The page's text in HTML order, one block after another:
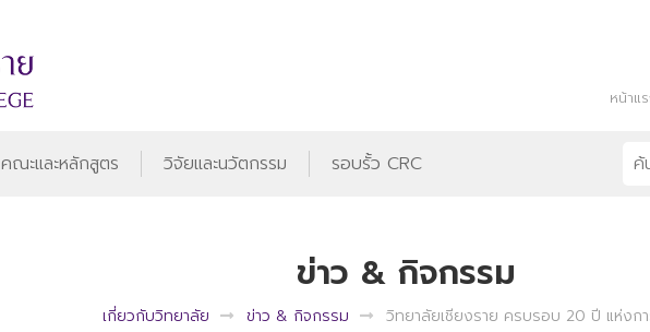
หน้าแ
คณะและหลักสูตร วิจัยและนวัตกรรม รอบรั้ว CRC
ข่าว & กิจกรรม
เกี่ยวกับวิทยาลัย ข่าว & กิจกรรม วิทยาลัยเชียงราย ครบรอบ 20 ปี แห่งก